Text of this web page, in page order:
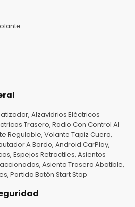
Alzavidrios Eléctricos
Trasero, Radio Con Control Al
Regulable, Volante Tapiz Cuero,
A Bordo, Android CarPlay,
Espejos Retractiles, Asientos
Asiento Trasero Abatible,
Partida Botón Start Stop